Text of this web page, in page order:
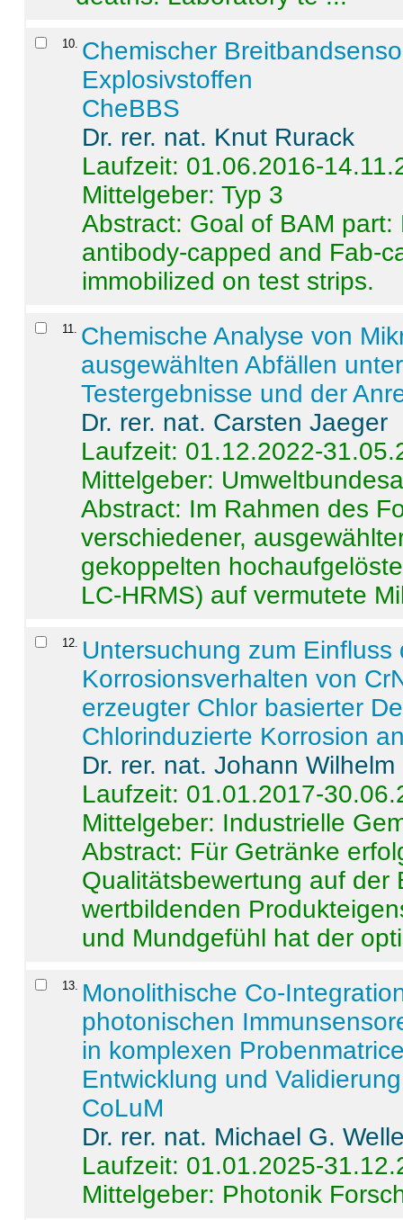
10 Chemischer
Explosivstoffen
CheBBS
Dr. rer. nat. Knut Rurack
Laufzeit: 01.06.2016-
Mittelgeber: Typ 3
Abstract: Goal of BAM
antibody-capped and Fab-
immobilized on test strips.
11
Chemische Analyse von
ausgewählten Abfällen
Testergebnisse und der
Dr. rer. nat. Carsten Jaeger
Laufzeit: 01.12.2022-
Mittelgeber:
Abstract: Im Rahmen des
verschiedener,
gekoppelten
LC-HRMS) auf vermutete
12
Untersuchung zum
Korrosionsverhalten von
erzeugter Chlor basierter
Chlorinduzierte Korrosion
Dr. rer. nat. Johann
Laufzeit: 01.01.2017-
Mittelgeber: Industrielle
Abstract: Für Getränke
Qualitätsbewertung auf der
wertbildenden
und Mundgefühl hat der
13
Monolithische Co-
photonischen
in komplexen
Entwicklung und
CoLuM
Dr. rer. nat. Michael G.
Laufzeit: 01.01.2025-
Mittelgeber: Photonik